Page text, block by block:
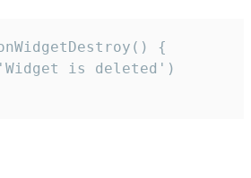
{
is deleted')